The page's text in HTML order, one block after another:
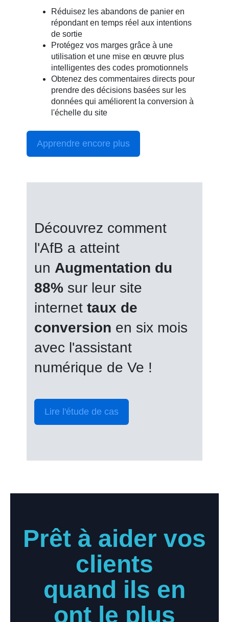
Réduisez les abandons de panier en
répondant en temps réel aux intentions
de sortie
Protégez vos marges grâce à une
utilisation et une mise en œuvre plus
intelligentes des codes promotionnels
Obtenez des commentaires directs pour
prendre des décisions basées sur les
données qui améliorent la conversion à
l'échelle du site
Apprendre encore plus
Découvrez comment
l'AfB a atteint
un Augmentation du
88% sur leur site
internet taux de
conversion en six mois
avec l'assistant
numérique de Ve !
Lire l'étude de cas
Prêt à aider vos
clients
quand ils en
ont le plus